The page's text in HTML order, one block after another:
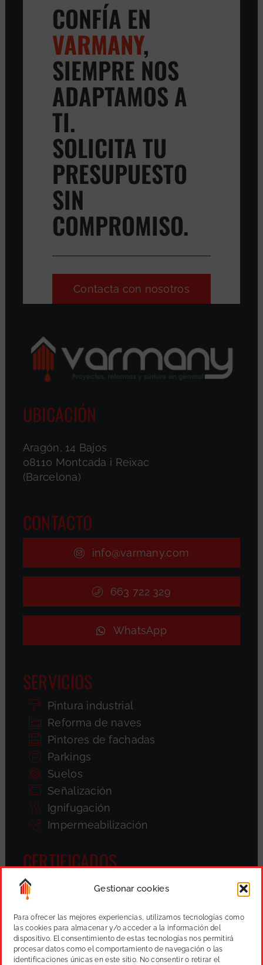
Gestionar cookies
Para ofrecer las mejores experiencias, utilizamos tecnologías como
las cookies para almacenar y/o acceder a la información del
dispositivo. El consentimiento de estas tecnologías nos permitirá
procesar datos como el comportamiento de navegación o las
identificaciones únicas en este sitio. No consentir o retirar el
CONFÍA EN
VARMANY,
SIEMPRE NOS
ADAPTAMOS A
TI.
SOLICITA TU
PRESUPUESTO
SIN
COMPROMISO.
Contacta con nosotros
UBICACIÓN
Aragón, 14 Bajos
08110 Montcada i Reixac
(Barcelona)
CONTACTO
info@varmany.com
663 722 329
WhatsApp
SERVICIOS
Pintura industrial
Reforma de naves
Pintores de fachadas
Parkings
Suelos
Señalización
Ignifugación
Impermeabilización
CERTIFICADOS